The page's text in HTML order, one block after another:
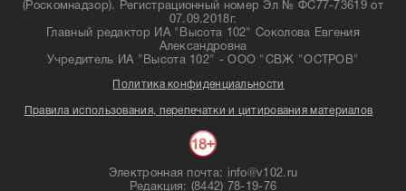
(Роскомнадзор). Регистрационный номер Эл № ФС77-73619 от
07.09.2018г.
Главный редактор ИА "Высота 102" Соколова Евгения
Александровна
Учредитель ИА "Высота 102" - ООО "СВЖ "ОСТРОВ"
Политика конфиденциальности
Правила использования, перепечатки и цитирования материалов
Электронная почта: info@v102.ru
Редакция: (8442) 78-19-76